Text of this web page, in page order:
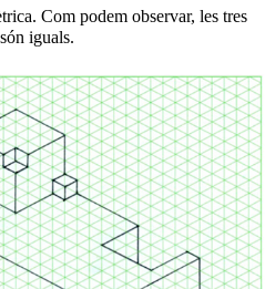
Com podem observar, les tres
iguals.